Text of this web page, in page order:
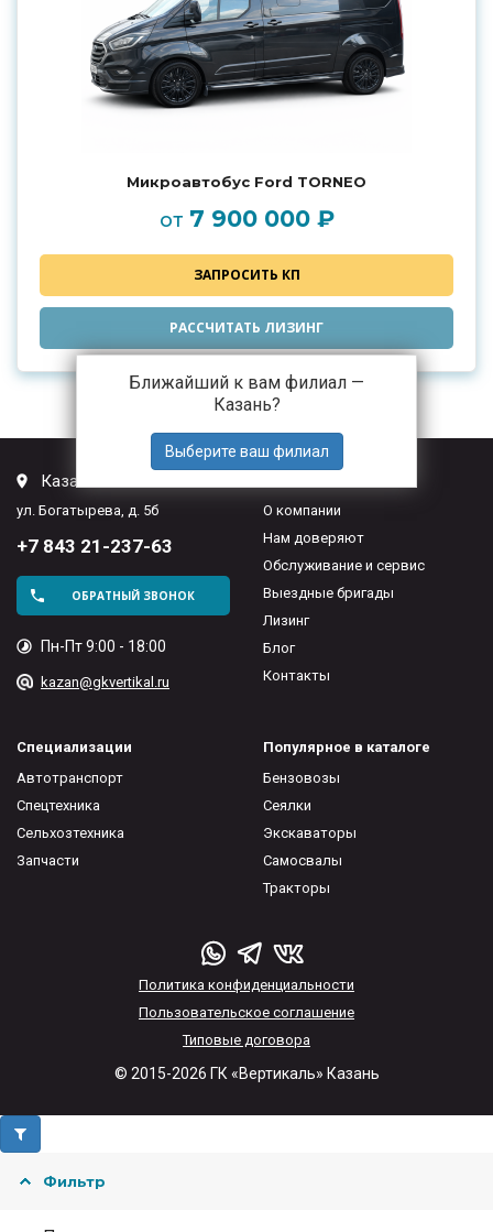
Ближайший к вам филиал —
Казань?
Микроавтобус Ford TORNEO
от 7 900 000 ₽
ЗАПРОСИТЬ КП
РАССЧИТАТЬ ЛИЗИНГ
Казань
ул. Богатырева, д. 5б
+7 843 21-237-63
ОБРАТНЫЙ ЗВОНОК
Пн-Пт 9:00 - 18:00
kazan@gkvertikal.ru
О компании
Нам доверяют
Обслуживание и сервис
Выездные бригады
Лизинг
Блог
Контакты
Специализации
Автотранспорт
Спецтехника
Сельхозтехника
Запчасти
Популярное в каталоге
Бензовозы
Сеялки
Экскаваторы
Самосвалы
Тракторы
Политика конфиденциальности
Пользовательское соглашение
Типовые договора
© 2015-2026 ГК «Вертикаль» Казань
Фильтр